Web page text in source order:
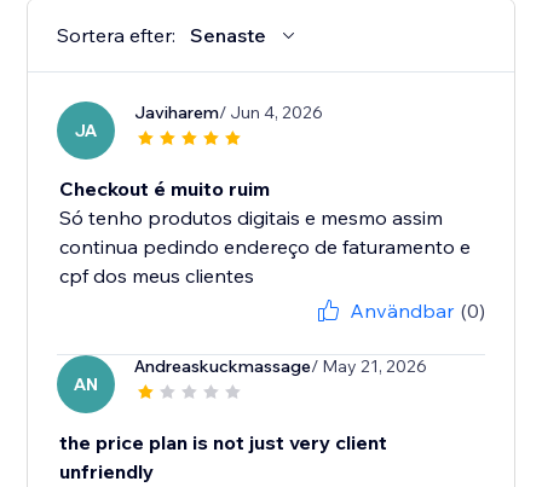
Sortera efter: Senaste
JA
Javiharem/ Jun 4, 2026
Checkout é muito ruim
Só tenho produtos digitais e mesmo assim
continua pedindo endereço de faturamento e
cpf dos meus clientes
Användbar (0)
AN
Andreaskuckmassage/ May 21, 2026
the price plan is not just very client
unfriendly